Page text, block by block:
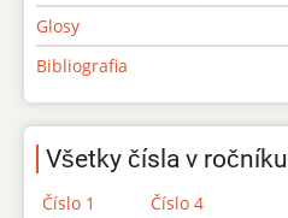
Glosy
Bibliografia
Všetky čísla v ročníku
Číslo 1
Číslo 4